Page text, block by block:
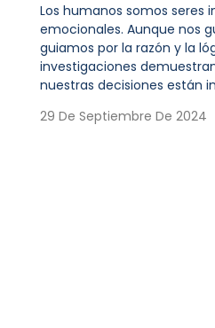
Los humanos somos seres
emocionales. Aunque nos
guiamos por la razón y la
investigaciones
nuestras decisiones están
29 De Septiembre De 2024